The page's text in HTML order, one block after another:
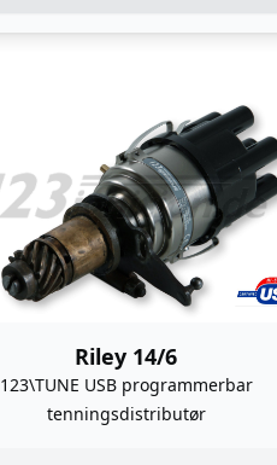
Riley 14/6
123\TUNE USB programmerbar
tenningsdistributør